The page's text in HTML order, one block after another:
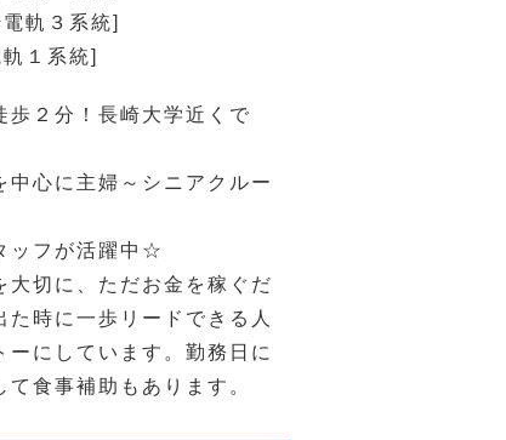
軌３系統]
１系統]
歩２分！長崎大学近くで
中心に主婦～シニアクルー
ッフが活躍中☆
大切に、ただお金を稼ぐだ
た時に一歩リードできる人
ーにしています。勤務日に
て食事補助もあります。